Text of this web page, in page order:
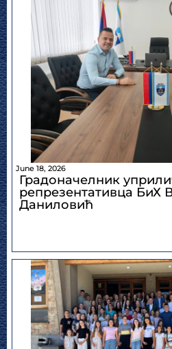
June 18, 2026
Градоначелник
репрезентативца БиХ
Даниловић